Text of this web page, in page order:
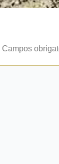
Campos